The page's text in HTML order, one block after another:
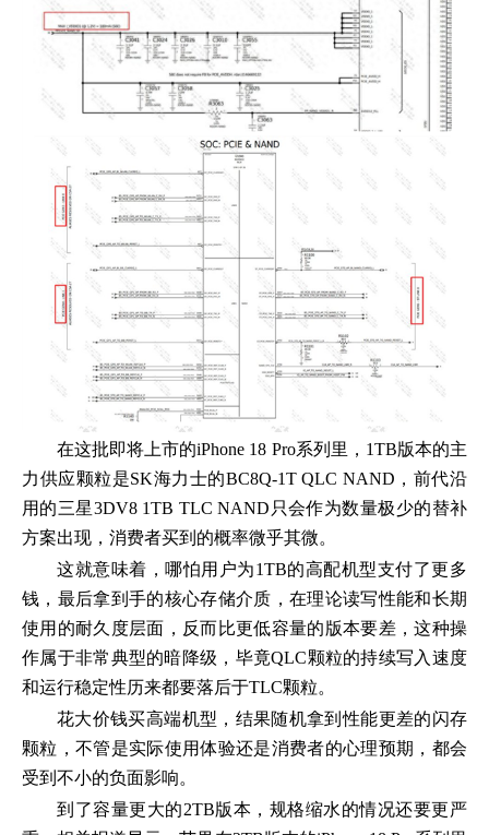
在这批即将上市的iPhone 18 Pro系列里，1TB版本的主
力供应颗粒是SK海力士的BC8Q-1T QLC NAND，前代沿
用的三星3DV8 1TB TLC NAND只会作为数量极少的替补
方案出现，消费者买到的概率微乎其微。
这就意味着，哪怕用户为1TB的高配机型支付了更多
钱，最后拿到手的核心存储介质，在理论读写性能和长期
使用的耐久度层面，反而比更低容量的版本要差，这种操
作属于非常典型的暗降级，毕竟QLC颗粒的持续写入速度
和运行稳定性历来都要落后于TLC颗粒。
花大价钱买高端机型，结果随机拿到性能更差的闪存
颗粒，不管是实际使用体验还是消费者的心理预期，都会
受到不小的负面影响。
到了容量更大的2TB版本，规格缩水的情况还要更严